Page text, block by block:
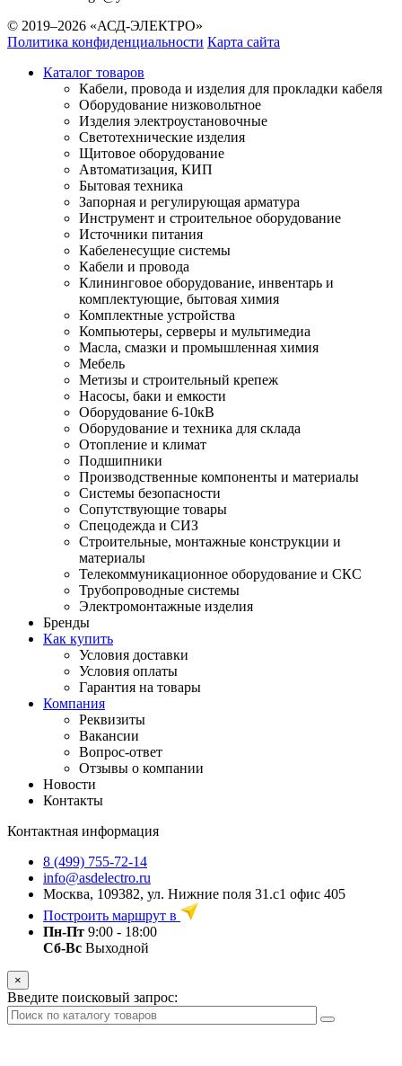
© 2019–2026 «АСД-ЭЛЕКТРО»
Политика конфиденциальности Карта сайта
Каталог товаров
Кабели, провода и изделия для прокладки кабеля
Оборудование низковольтное
Изделия электроустановочные
Светотехнические изделия
Щитовое оборудование
Автоматизация, КИП
Бытовая техника
Запорная и регулирующая арматура
Инструмент и строительное оборудование
Источники питания
Кабеленесущие системы
Кабели и провода
Клининговое оборудование, инвентарь и
комплектующие, бытовая химия
Комплектные устройства
Компьютеры, серверы и мультимедиа
Масла, смазки и промышленная химия
Мебель
Метизы и строительный крепеж
Насосы, баки и емкости
Оборудование 6-10кВ
Оборудование и техника для склада
Отопление и климат
Подшипники
Производственные компоненты и материалы
Системы безопасности
Сопутствующие товары
Спецодежда и СИЗ
Строительные, монтажные конструкции и
материалы
Телекоммуникационное оборудование и СКС
Трубопроводные системы
Электромонтажные изделия
Бренды
Как купить
Условия доставки
Условия оплаты
Гарантия на товары
Компания
Реквизиты
Вакансии
Вопрос-ответ
Отзывы о компании
Новости
Контакты
Контактная информация
8 (499) 755-72-14
info@asdelectro.ru
Москва, 109382, ул. Нижние поля 31.с1 офис 405
Построить маршрут в
Пн-Пт 9:00 - 18:00
Сб-Вс Выходной
×
Введите поисковый запрос: